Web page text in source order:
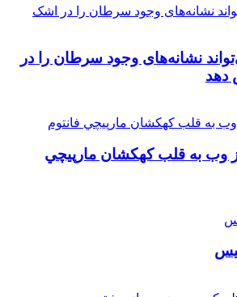
نشانه‌های وجود سرطان را در
وب به قلب كهكشان مارپيچي